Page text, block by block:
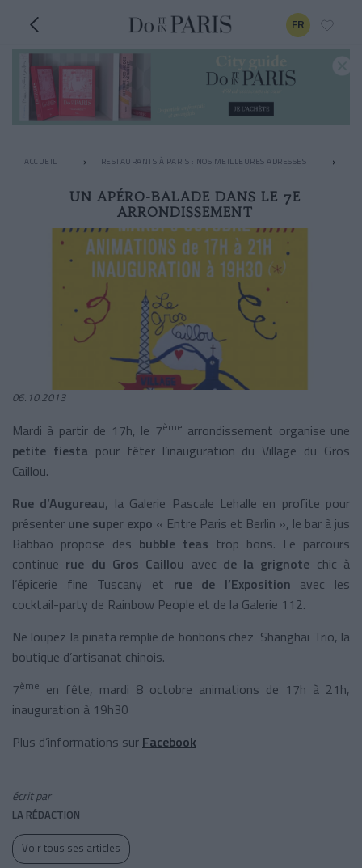
FR
ACCUEIL RESTAURANTS À PARIS : NOS MEILLEURES ADRESSES
UN APÉRO-BALADE DANS LE 7E
ARRONDISSEMENT
06.10.2013
Mardi à partir de 17h, le 7ème arrondissement organise une
petite fiesta pour fêter l’inauguration du Village du Gros
Caillou.
Rue d’Augureau, la Galerie Pascale Lehalle en profite pour
présenter une super expo « Entre Paris et Berlin », le bar à jus
Babbao propose des bubble teas trop bons. Le parcours
continue rue du Gros Caillou avec de la grignote chic à
l’épicerie fine Tuscany et rue de l’Exposition avec les
cocktail-party de Rainbow People et de la Galerie 112.
Ne loupez la pinata remplie de bonbons chez Shanghai Trio, la
boutique d’artisanat chinois.
7ème en fête, mardi 8 octobre animations de 17h à 21h,
inauguration à 19h30
Plus d’informations sur Facebook
écrit par
LA RÉDACTION
Voir tous ses articles